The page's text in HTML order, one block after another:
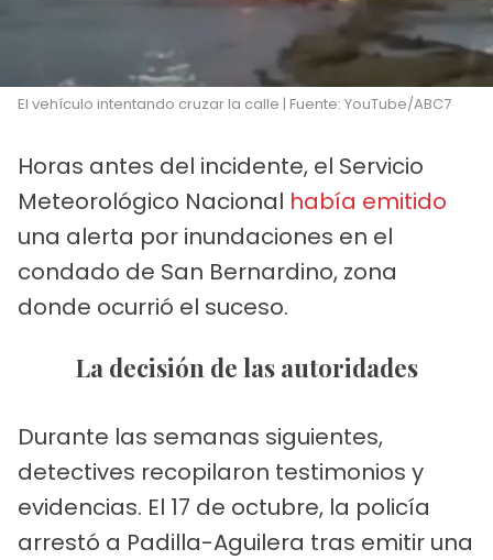
El vehículo intentando cruzar la calle | Fuente: YouTube/ABC7
Horas antes del incidente, el Servicio
Meteorológico Nacional había emitido
una alerta por inundaciones en el
condado de San Bernardino, zona
donde ocurrió el suceso.
La decisión de las autoridades
Durante las semanas siguientes,
detectives recopilaron testimonios y
evidencias. El 17 de octubre, la policía
arrestó a Padilla-Aguilera tras emitir una